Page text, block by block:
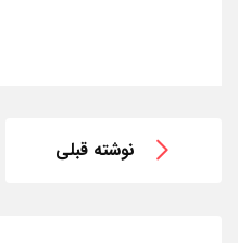
نوشته قبلی